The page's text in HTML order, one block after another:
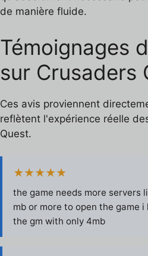
de manière fluide.
Témoignages
sur Crusaders
Ces avis proviennent
reflètent l'expérience réelle
Quest.
★★★★★
the game needs more servers
mb or more to open the game
the gm with only 4mb